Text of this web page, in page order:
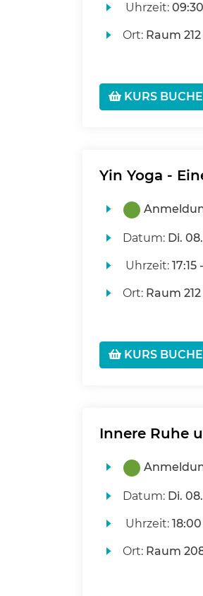
Uhrzeit:
Ort: Raum 212
KURS
Yin Yoga -
Datum: Di.
Uhrzeit: 17:15
Ort: Raum 212
KURS
Innere Ruhe
Datum: Di.
Uhrzeit:
Ort: Raum